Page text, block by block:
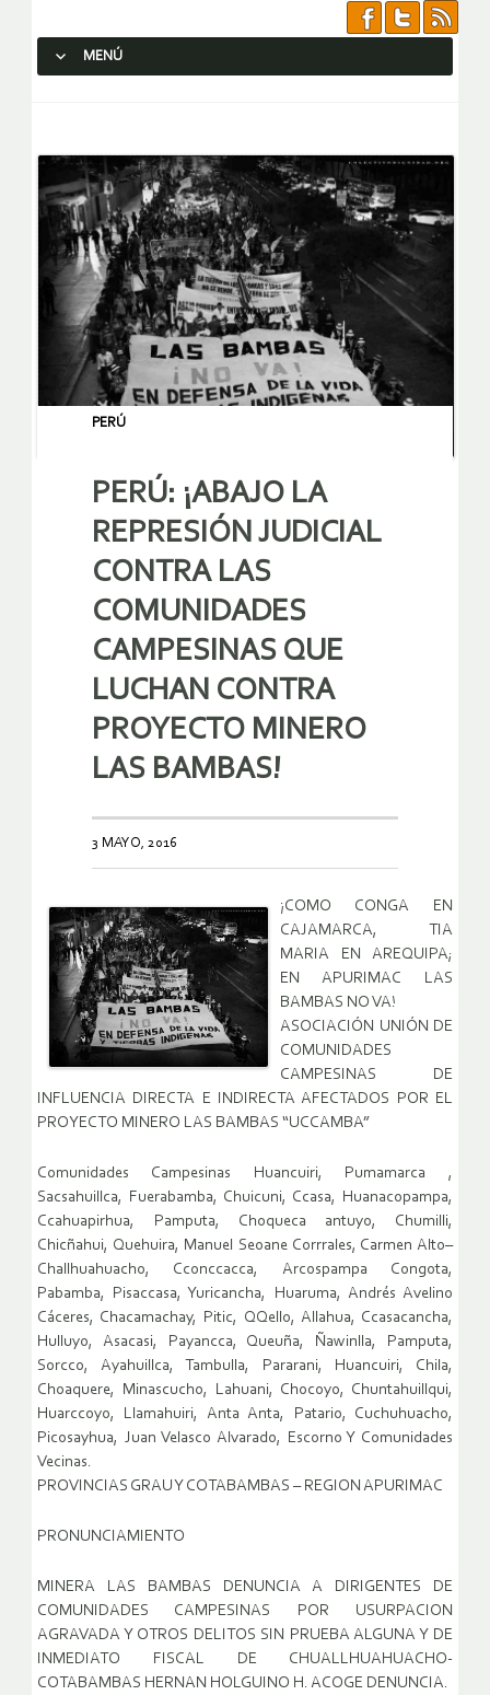
MENÚ
PERÚ
PERÚ: ¡ABAJO LA
REPRESIÓN JUDICIAL
CONTRA LAS
COMUNIDADES
CAMPESINAS QUE
LUCHAN CONTRA
PROYECTO MINERO
LAS BAMBAS!
3 MAYO, 2016
¡COMO CONGA EN
CAJAMARCA, TIA
MARIA EN AREQUIPA;
EN APURIMAC LAS
BAMBAS NO VA!
ASOCIACIÓN UNIÓN DE
COMUNIDADES
CAMPESINAS DE
INFLUENCIA DIRECTA E INDIRECTA AFECTADOS POR EL
PROYECTO MINERO LAS BAMBAS “UCCAMBA”
Comunidades Campesinas Huancuiri, Pumamarca ,
Sacsahuillca, Fuerabamba, Chuicuni, Ccasa, Huanacopampa,
Ccahuapirhua, Pamputa, Choqueca antuyo, Chumilli,
Chicñahui, Quehuira, Manuel Seoane Corrrales, Carmen Alto–
Challhuahuacho, Cconccacca, Arcospampa Congota,
Pabamba, Pisaccasa, Yuricancha, Huaruma, Andrés Avelino
Cáceres, Chacamachay, Pitic, QQello, Allahua, Ccasacancha,
Hulluyo, Asacasi, Payancca, Queuña, Ñawinlla, Pamputa,
Sorcco, Ayahuillca, Tambulla, Pararani, Huancuiri, Chila,
Choaquere, Minascucho, Lahuani, Chocoyo, Chuntahuillqui,
Huarccoyo, Llamahuiri, Anta Anta, Patario, Cuchuhuacho,
Picosayhua, Juan Velasco Alvarado, Escorno Y Comunidades
Vecinas.
PROVINCIAS GRAU Y COTABAMBAS – REGION APURIMAC
PRONUNCIAMIENTO
MINERA LAS BAMBAS DENUNCIA A DIRIGENTES DE
COMUNIDADES CAMPESINAS POR USURPACION
AGRAVADA Y OTROS DELITOS SIN PRUEBA ALGUNA Y DE
INMEDIATO FISCAL DE CHUALLHUAHUACHO-
COTABAMBAS HERNAN HOLGUINO H. ACOGE DENUNCIA.